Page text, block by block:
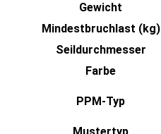
Gewicht
Mindestbruchlast (kg)
Seildurchmesser
Farbe
PPM-Typ